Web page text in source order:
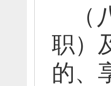
职）
的、